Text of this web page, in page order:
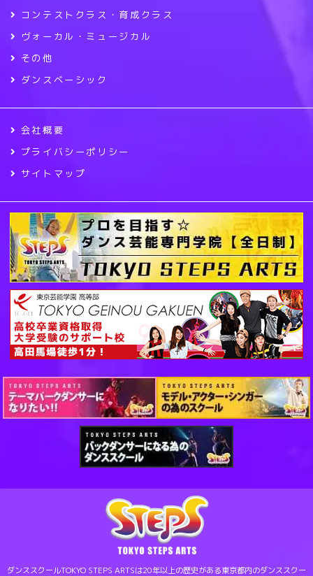
コンテストクラス・育成クラス
ヴォーカル・ミュージカル
その他
ダンスベーシック
会社概要
プライバシーポリシー
サイトマップ
ダンススクールTOKYO STEPS ARTSは20年以上の歴史がある東京都内のダンススクー